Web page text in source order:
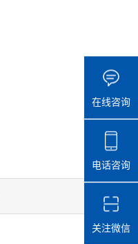
在线咨询
电话咨询
关注微信